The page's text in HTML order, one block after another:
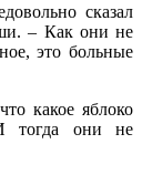
сказал
– Как они не
это больные
какое яблоко
тогда они не